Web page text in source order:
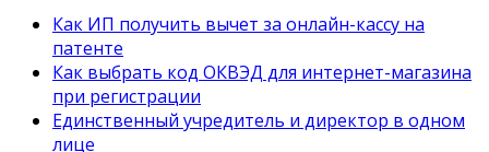
Как ИП получить вычет за онлайн-кассу на
патенте
Как выбрать код ОКВЭД для интернет-магазина
при регистрации
Единственный учредитель и директор в одном
лице